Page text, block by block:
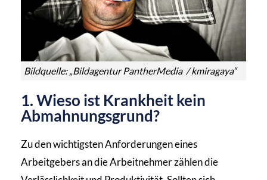
Bildquelle: „Bildagentur PantherMedia / kmiragaya“
1. Wieso ist Krankheit kein
Abmahnungsgrund?
Zu den wichtigsten Anforderungen eines
Arbeitgebers an die Arbeitnehmer zählen die